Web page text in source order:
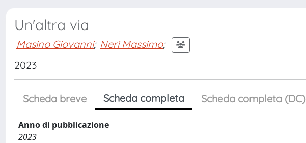
Un'altra via
Masino Giovanni; Neri Massimo;
2023
Scheda breve Scheda completa Scheda completa (DC)
Anno di pubblicazione
2023